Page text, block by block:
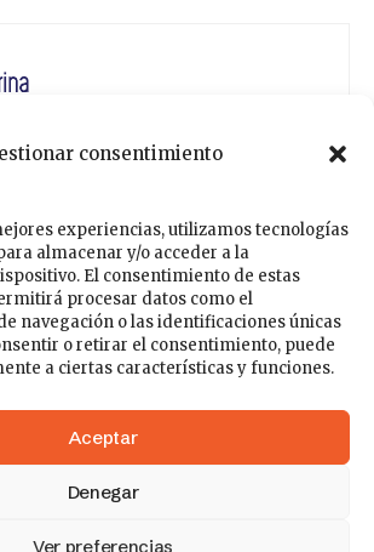
consentimiento
experiencias, utilizamos tecnologías
almacenar y/o acceder a la
El consentimiento de estas
procesar datos como el
navegación o las identificaciones únicas
o retirar el consentimiento, puede
a ciertas características y funciones.
Aceptar
Denegar
Ver preferencias
cuenta con una amplia gama de
las necesidades y gustos de
político , de noticias, deportes,
para estar a la última de todo lo que
comarca.
con nosotros
Política de Privacidad